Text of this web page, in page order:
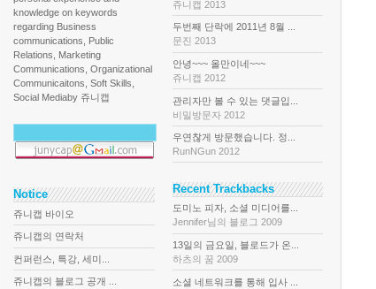
knowledge on keywords
regarding Business
communications, Public
Relations, Marketing
Communications, Organizational
Communicaitons, Soft Skills,
Social Mediaby 쥬니캡
Notice
쥬니캡 바이오
쥬니캡의 연락처
컨퍼런스, 특강, 세미...
쥬니캡의 블로그 공개 ...
쥬니캡 2013
두번째 단락에 2011년 8월 ...
문진 2013
안녕~~~ 올만이네~~~
쥬니캡 2012
관리자만 볼 수 있는 댓글입...
비밀방문자 2012
우연찮게 방문했습니다. 정...
RunNGun 2012
Recent Trackbacks
도미노 피자, 소셜 미디어를...
Jennifer님의 블로그 2009
13일의 금요일, 블로드가 온...
하츠의 꿈 2009
소셜 네트워크를 통해 입사 ...